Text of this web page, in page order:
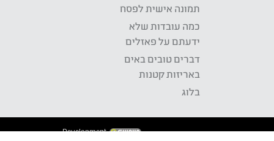
תמונה אישית לפסח
כמה עובדות שלא
ידעתם על פאזלים
דברים טובים באים
באריזות קטנות
בלוג
Development: